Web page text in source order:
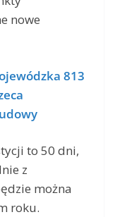
nowe
813
to 50 dni,
z
można
roku.